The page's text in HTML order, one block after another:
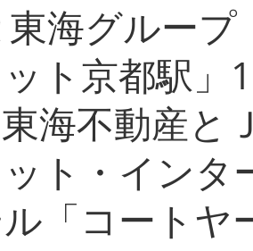
海グルー
ト京都駅」
海不動産と
ト・インタ
「コートヤ